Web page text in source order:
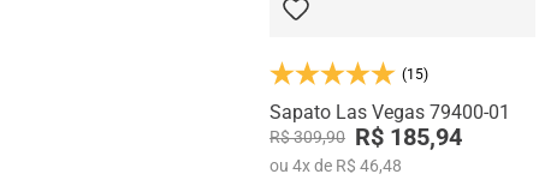
(15)
Sapato Las Vegas 79400-01
R$ 309,90 R$ 185,94
ou 4xde R$ 46,48